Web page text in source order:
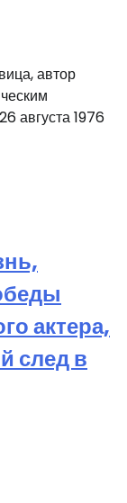
автор
августа 1976
актера,
след в